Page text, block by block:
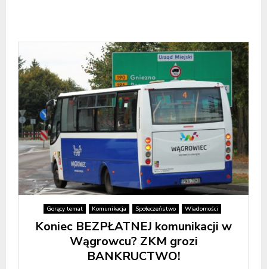
Gorący temat Komunikacja Społeczeństwo Wiadomości
Koniec BEZPŁATNEJ komunikacji w
Wągrowcu? ZKM grozi
BANKRUCTWO!